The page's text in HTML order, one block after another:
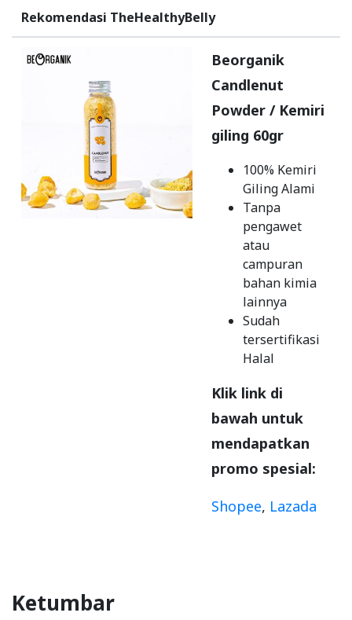
Rekomendasi TheHealthyBelly
Beorganik
Candlenut
Powder / Kemiri
giling 60gr
100% Kemiri
Giling Alami
Tanpa
pengawet
atau
campuran
bahan kimia
lainnya
Sudah
tersertifikasi
Halal
Klik link di
bawah untuk
mendapatkan
promo spesial:
Shopee, Lazada
Ketumbar